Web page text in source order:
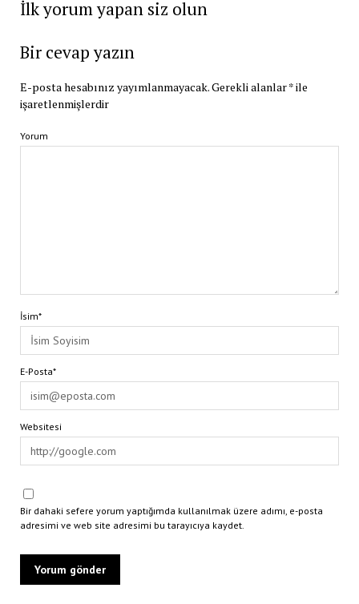
İlk yorum yapan siz olun
Bir cevap yazın
E-posta hesabınız yayımlanmayacak.Gerekli alanlar*ile
işaretlenmişlerdir
Yorum
İsim*
E-Posta*
Websitesi
Bir dahaki sefere yorum yaptığımda kullanılmak üzere adımı, e-posta
adresimi ve web site adresimi bu tarayıcıya kaydet.